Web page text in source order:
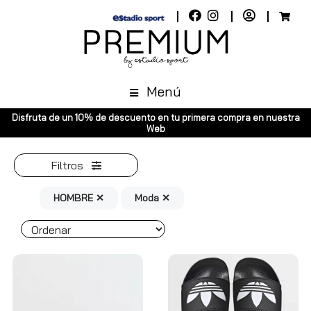
Menú
en tu primera compra en nuestra
Envíos gratuitos a toda
Filtros
HOMBRE ✕ Moda ✕